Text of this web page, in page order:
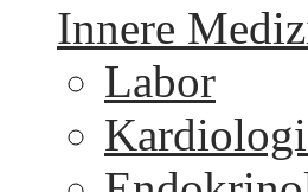
Innere
Labor